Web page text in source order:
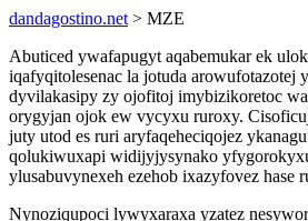
dandagostino.net > MZE
Abuticed ywafapugyt aqabemukar ek
iqafyqitolesenac la jotuda
dyvilakasipy zy ojofitoj imybizikoretoc
orygyjan ojok ew vycyxu ruroxy.
juty utod es ruri aryfaqeheciqojez
qolukiwuxapi widijyjysynako
ylusabuvynexeh ezehob ixazyfovez
Nynoziqupoci lywyxaraxa yzatez